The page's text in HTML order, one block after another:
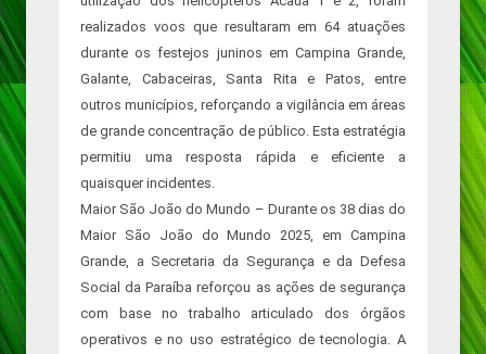
realizados voos que resultaram em 64 atuações
durante os festejos juninos em Campina Grande,
Galante, Cabaceiras, Santa Rita e Patos, entre
outros municípios, reforçando a vigilância em áreas
de grande concentração de público. Esta estratégia
permitiu uma resposta rápida e eficiente a
quaisquer incidentes.
Maior São João do Mundo – Durante os 38 dias do
Maior São João do Mundo 2025, em Campina
Grande, a Secretaria da Segurança e da Defesa
Social da Paraíba reforçou as ações de segurança
com base no trabalho articulado dos órgãos
operativos e no uso estratégico de tecnologia. A